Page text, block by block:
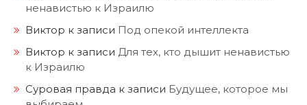
ненавистью к Израилю
Виктор к записи Под опекой интеллекта
Виктор к записи Для тех, кто дышит ненавистью
к Израилю
Суровая правда к записи Будущее, которое мы